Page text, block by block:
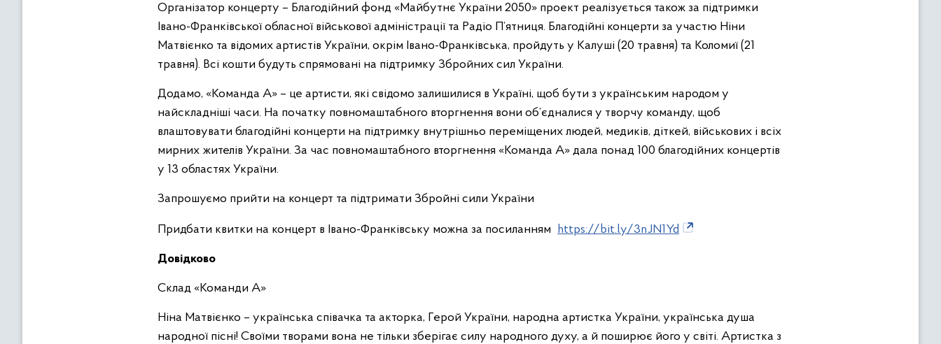
Організатор концерту – Благодійний фонд «Майбутнє України 2050» проект реалізується також за підтримки
Івано-Франківської обласної військової адміністрації та Радіо П’ятниця. Благодійні концерти за участю Ніни
Матвієнко та відомих артистів України, окрім Івано-Франківська, пройдуть у Калуші (20 травня) та Коломиї (21
травня). Всі кошти будуть спрямовані на підтримку Збройних сил України.
Додамо, «Команда А» – це артисти, які свідомо залишилися в Україні, щоб бути з українським народом у
найскладніші часи. На початку повномаштабного вторгнення вони об’єдналися у творчу команду, щоб
влаштовувати благодійні концерти на підтримку внутрішньо переміщених людей, медиків, діткей, військових і всіх
мирних жителів України. За час повномаштабного вторгнення «Команда А» дала понад 100 благодійних концертів
у 13 областях України.
Запрошуємо прийти на концерт та підтримати Збройні сили України
Придбати квитки на концерт в Івано-Франківську можна за посиланням https://bit.ly/3nJN1Yd
Довідково
Склад «Команди А»
Ніна Матвієнко – українська співачка та акторка, Герой України, народна артистка України, українська душа
народної пісні! Своїми творами вона не тільки зберігає силу народного духу, а й поширює його у світі. Артистка з